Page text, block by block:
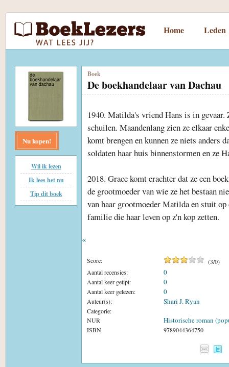
Home Leden
Nu kopen!
Wil ik lezen
Ik lees het nu
Tip dit boek
Boek
De boekhandelaar van Dachau
1940. Matilda's vriend Hans is in gevaar.
schuilen. Maandenlang zien ze elkaar
komt brengen en kunnen ze niets anders
soldaten haar huis binnenstormen en ze
2018. Grace komt erachter dat ze een
de grootmoeder van wie ze het bestaan
van haar grootmoeder Matilda en stuit
familie die haar leven op z'n kop zetten.
«
Score: (3/0)
Aantal recensies:
0
Aantal keer getipt: 0
Aantal keer gelezen: 0
Auteur(s): Shari J. Ryan
Categorie:
NUR
Historische roman
ISBN 9789044364750